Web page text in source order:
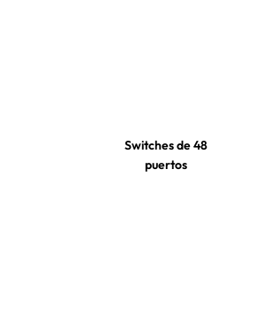
Switches de 48
puertos